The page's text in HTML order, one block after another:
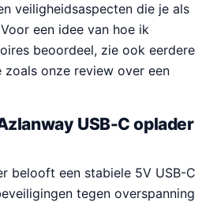
veiligheidsaspecten die je als
een idee van hoe ik
beoordeel, zie ook eerdere
onze review over een
USB-C oplader
belooft een stabiele 5V USB-C
tegen overspanning